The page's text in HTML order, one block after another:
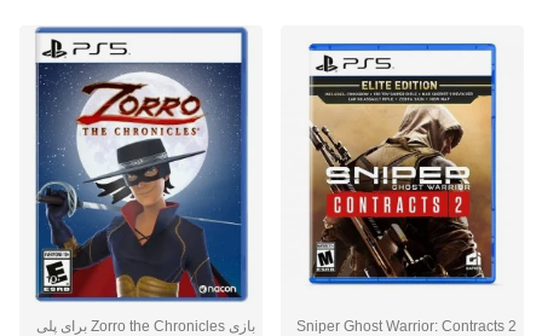
Sniper Ghost Warrior: Contracts 2
بازی Zorro the Chronicles برای پلی